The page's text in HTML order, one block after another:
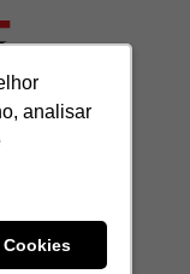
analisar
analisar
LTDA | CNPJ:
1